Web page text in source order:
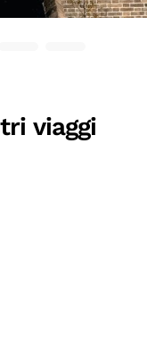
viaggi